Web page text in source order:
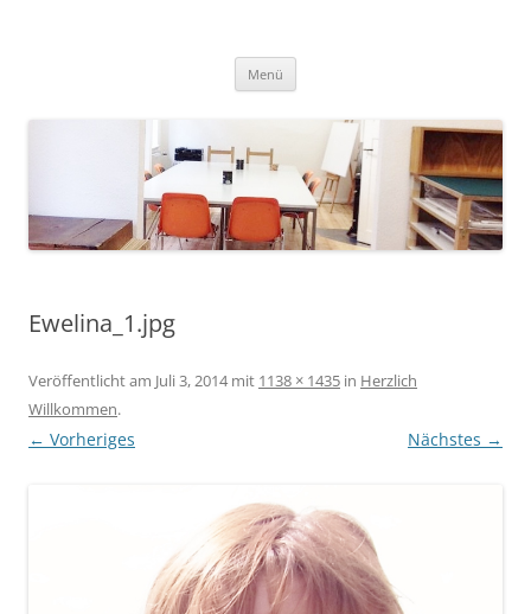
Menü
Ewelina_1.jpg
Veröffentlicht am Juli 3, 2014mit 1138 × 1435 in Herzlich
Willkommen.
← Vorheriges Nächstes →